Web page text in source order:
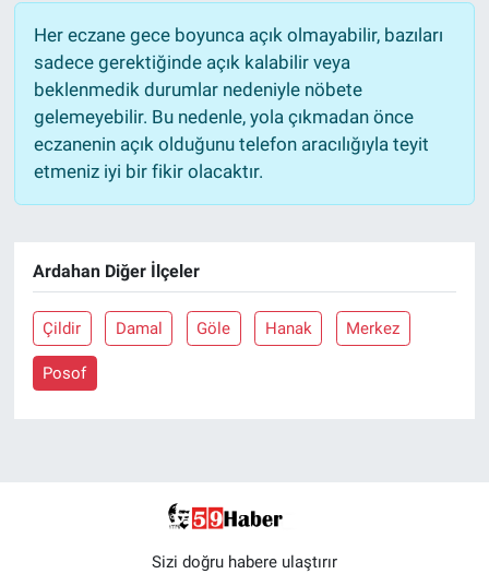
Her eczane gece boyunca açık olmayabilir, bazıları
sadece gerektiğinde açık kalabilir veya
beklenmedik durumlar nedeniyle nöbete
gelemeyebilir. Bu nedenle, yola çıkmadan önce
eczanenin açık olduğunu telefon aracılığıyla teyit
etmeniz iyi bir fikir olacaktır.
Ardahan Diğer İlçeler
Çildir Damal Göle Hanak Merkez
Posof
Sizi doğru habere ulaştırır